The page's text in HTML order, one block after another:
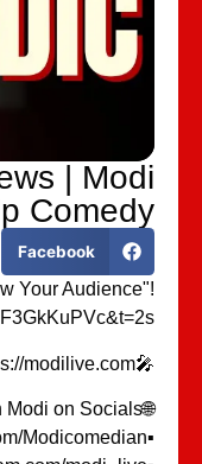
| Modi
Comedy
Facebook
Your Audience"!
🎤Tour Dates: https://modilive.com/
🌐Connect with Modi on Socials🌐
▪️Facebook: https://www.facebook.com/Modicomedian/